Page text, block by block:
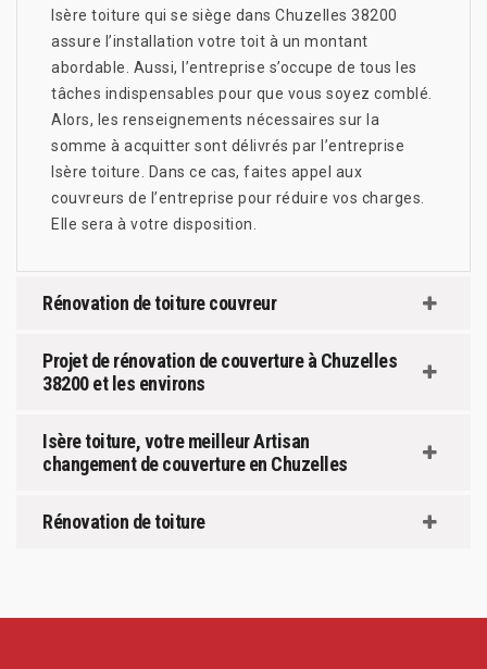
Isère toiture qui se siège dans Chuzelles 38200
assure l’installation votre toit à un montant
abordable. Aussi, l’entreprise s’occupe de tous les
tâches indispensables pour que vous soyez comblé.
Alors, les renseignements nécessaires sur la
somme à acquitter sont délivrés par l’entreprise
Isère toiture. Dans ce cas, faites appel aux
couvreurs de l’entreprise pour réduire vos charges.
Elle sera à votre disposition.
Rénovation de toiture couvreur
Projet de rénovation de couverture à Chuzelles
38200 et les environs
Isère toiture, votre meilleur Artisan
changement de couverture en Chuzelles
Rénovation de toiture